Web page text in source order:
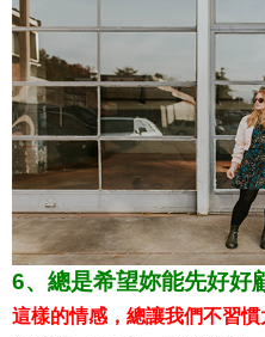
6、總是希望妳能先好好
這樣的情感，總讓我們不習慣